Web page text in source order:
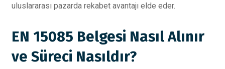
uluslararası pazarda rekabet avantajı elde eder.
EN 15085 Belgesi Nasıl Alınır
ve Süreci Nasıldır?